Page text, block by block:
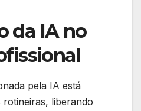
da IA no
pela IA está
liberando